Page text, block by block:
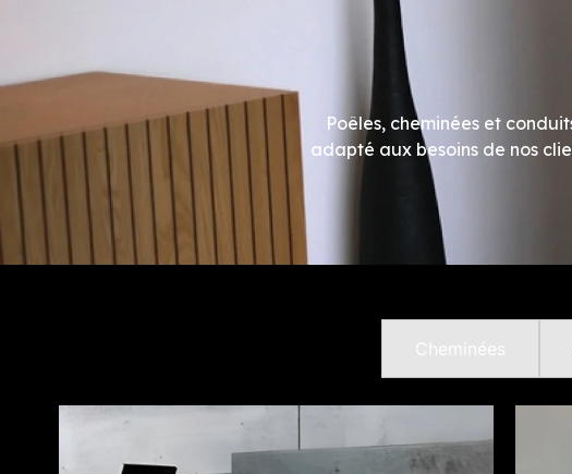
Poêles, cheminées et
adapté aux besoins de nos
Cheminées